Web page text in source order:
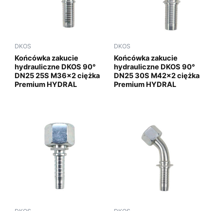
DKOS
Końcówka zakucie
hydrauliczne DKOS 90°
DN25 25S M36x2 ciężka
Premium HYDRAL
DKOS
Końcówka zakucie
hydrauliczne DKOS 90°
DN25 30S M42x2 ciężka
Premium HYDRAL